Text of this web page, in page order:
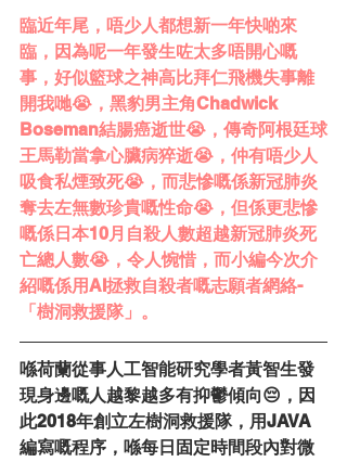
臨近年尾，唔少人都想新一年快啲來
臨，因為呢一年發生咗太多唔開心嘅
事，好似籃球之神高比拜仁飛機失事離
開我哋😭，黑豹男主角Chadwick
Boseman結腸癌逝世😭，傳奇阿根廷球
王馬勒當拿心臟病猝逝😭，仲有唔少人
吸食私煙致死😭，而悲慘嘅係新冠肺炎
奪去左無數珍貴嘅性命😭，但係更悲慘
嘅係日本10月自殺人數超越新冠肺炎死
亡總人數😭，令人惋惜，而小編今次介
紹嘅係用AI拯救自殺者嘅志願者網絡-
「樹洞救援隊」。
喺荷蘭從事人工智能研究學者黃智生發
現身邊嘅人越黎越多有抑鬱傾向😔，因
此2018年創立左樹洞救援隊，用JAVA
編寫嘅程序，喺每日固定時間段內對微